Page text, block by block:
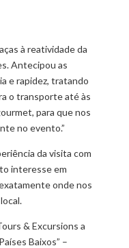
à reatividade da
Antecipou as
e rapidez, tratando
o transporte até às
para que nos
no evento.”
da visita com
interesse em
onde nos
& Excursions a
Baixos” –